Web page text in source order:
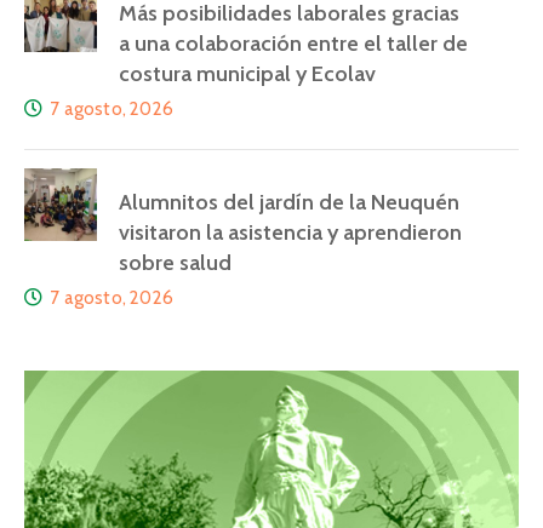
Más posibilidades laborales gracias
a una colaboración entre el taller de
costura municipal y Ecolav
7 agosto, 2026
Alumnitos del jardín de la Neuquén
visitaron la asistencia y aprendieron
sobre salud
7 agosto, 2026